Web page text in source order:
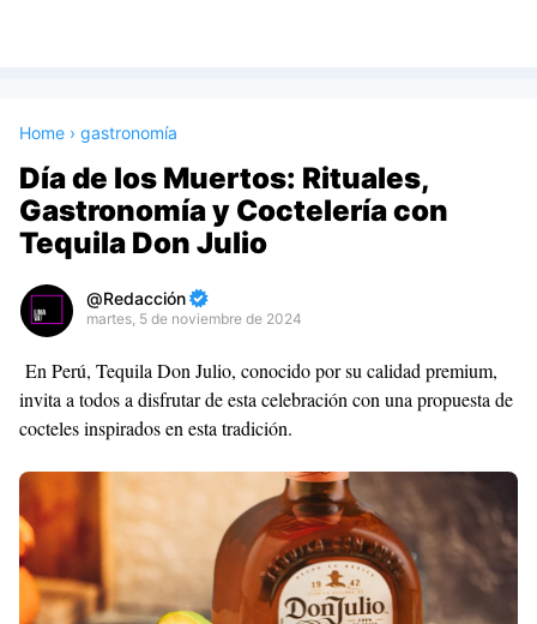
Home › gastronomía
Día de los Muertos: Rituales,
Gastronomía y Coctelería con
Tequila Don Julio
Redacción
martes, 5 de noviembre de 2024
Premium
By
Raushan
Design
Shroff
Templates
En Perú, Tequila Don Julio, conocido por su calidad premium,
invita a todos a disfrutar de esta celebración con una propuesta de
cocteles inspirados en esta tradición.